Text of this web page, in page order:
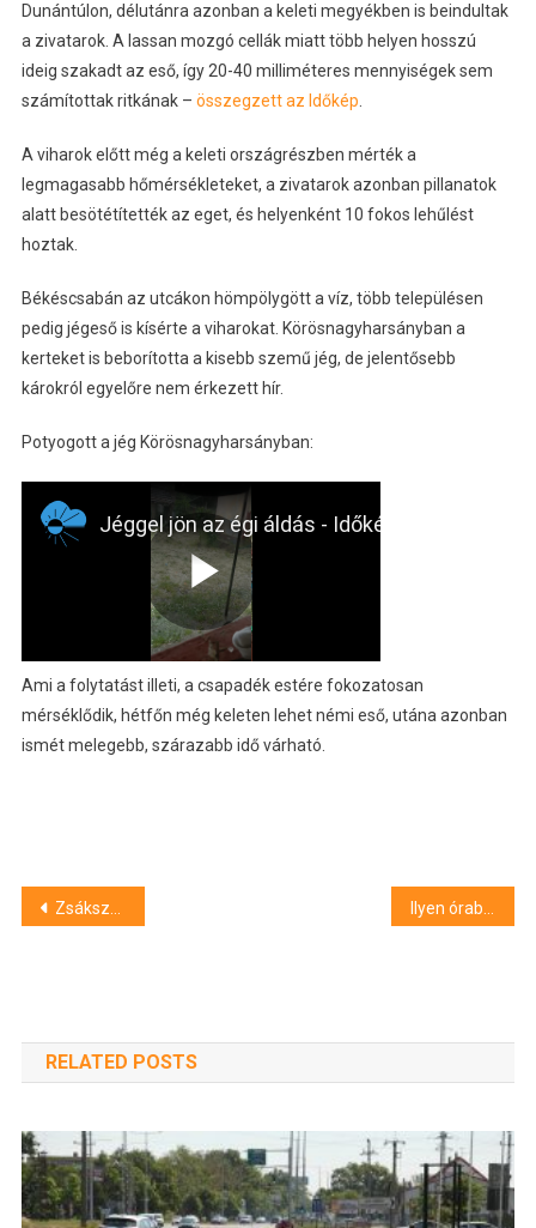
Dunántúlon, délutánra azonban a keleti megyékben is beindultak
a zivatarok. A lassan mozgó cellák miatt több helyen hosszú
ideig szakadt az eső, így 20-40 milliméteres mennyiségek sem
számítottak ritkának – összegzett az Időkép.
A viharok előtt még a keleti országrészben mérték a
legmagasabb hőmérsékleteket, a zivatarok azonban pillanatok
alatt besötétítették az eget, és helyenként 10 fokos lehűlést
hoztak.
Békéscsabán az utcákon hömpölygött a víz, több településen
pedig jégeső is kísérte a viharokat. Körösnagyharsányban a
kerteket is beborította a kisebb szemű jég, de jelentősebb
károkról egyelőre nem érkezett hír.
Potyogott a jég Körösnagyharsányban:
Ami a folytatást illeti, a csapadék estére fokozatosan
mérséklődik, hétfőn még keleten lehet némi eső, utána azonban
ismét melegebb, szárazabb idő várható.
Bejegyzés
Zsákszámra találtak megsemmisített iratokat Lázár János volt minisztériumában, Magyar Péter nem hagyja annyiban Ilyen órabérre számíthatnak a diákok idén nyáron
RELATED POSTS